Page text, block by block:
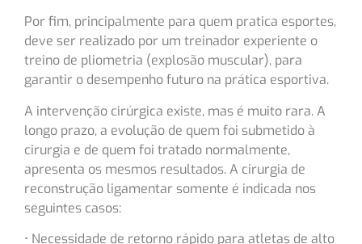
Por fim, principalmente para quem pratica esportes,
deve ser realizado por um treinador experiente o
treino de pliometria (explosão muscular), para
garantir o desempenho futuro na prática esportiva.
A intervenção cirúrgica existe, mas é muito rara. A
longo prazo, a evolução de quem foi submetido à
cirurgia e de quem foi tratado normalmente,
apresenta os mesmos resultados. A cirurgia de
reconstrução ligamentar somente é indicada nos
seguintes casos:
• Necessidade de retorno rápido para atletas de alto